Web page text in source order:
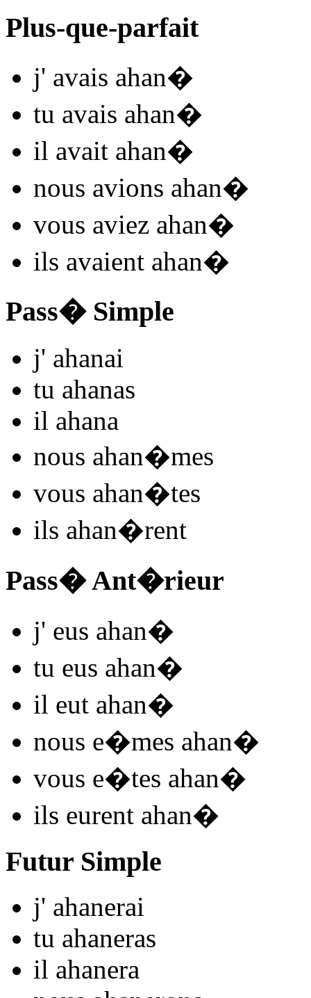
Plus-que-parfait
j' avais ahan�
tu avais ahan�
il avait ahan�
nous avions ahan�
vous aviez ahan�
ils avaient ahan�
Pass� Simple
j' ahanai
tu ahanas
il ahana
nous ahan�mes
vous ahan�tes
ils ahan�rent
Pass� Ant�rieur
j' eus ahan�
tu eus ahan�
il eut ahan�
nous e�mes ahan�
vous e�tes ahan�
ils eurent ahan�
Futur Simple
j' ahanerai
tu ahaneras
il ahanera